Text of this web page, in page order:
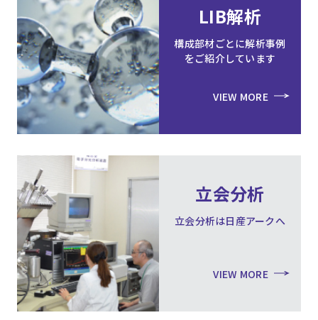
LIB解析
構成部材ごとに解析事例
をご紹介しています
VIEW MORE
立会分析
立会分析は日産アークへ
VIEW MORE